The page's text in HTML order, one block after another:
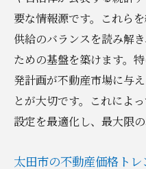
要な情報源です。これら
供給のバランスを読み解
ための基盤を築けます。
発計画が不動産市場に与
とが大切です。これによ
設定を最適化し、最大限
太田市の不動産価格ト